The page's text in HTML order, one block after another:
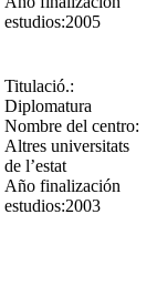
estudios:2005
Titulació.:
Diplomatura
Nombre del centro:
Altres universitats
de l’estat
Año finalización
estudios:2003